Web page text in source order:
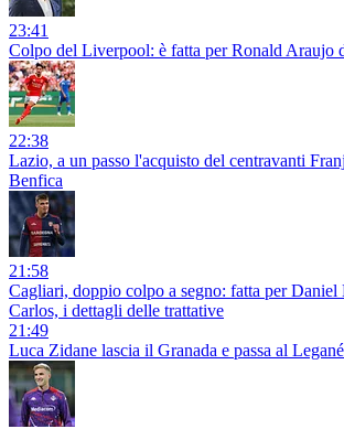
23:41
Colpo del Liverpool: è fatta per Ronald Araujo
22:38
Lazio, a un passo l'acquisto del centravanti
Benfica
21:58
Cagliari, doppio colpo a segno: fatta per
Carlos, i dettagli delle trattative
21:49
Luca Zidane lascia il Granada e passa al